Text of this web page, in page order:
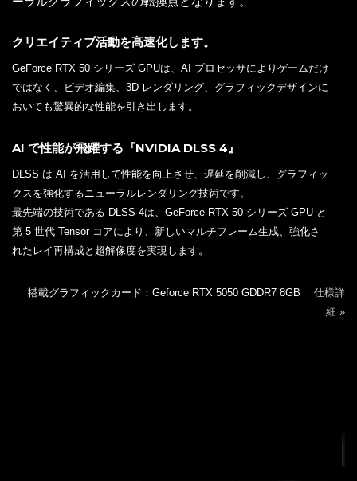
クリエイティブ活動を高速化します。
GeForce RTX 50 シリーズ GPUは、AI プロセッサによりゲームだけ
ではなく、ビデオ編集、3D レンダリング、グラフィックデザインに
おいても驚異的な性能を引き出します。
AI で性能が飛躍する『NVIDIA DLSS 4』
DLSS は AI を活用して性能を向上させ、遅延を削減し、グラフィッ
クスを強化するニューラルレンダリング技術です。
最先端の技術である DLSS 4は、GeForce RTX 50 シリーズ GPU と
第 5 世代 Tensor コアにより、新しいマルチフレーム生成、強化さ
れたレイ再構成と超解像度を実現します。
搭載グラフィックカード：Geforce RTX 5050 GDDR7 8GB 仕様詳
細 »